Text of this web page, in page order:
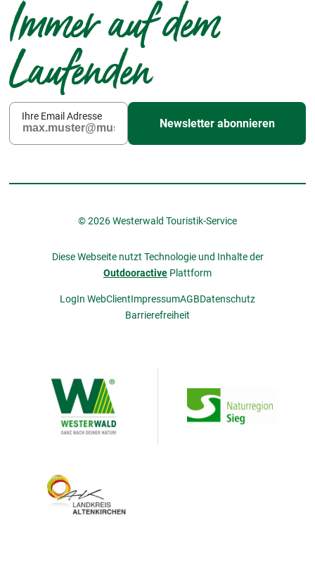
Immer auf dem
Laufenden
Ihre Email Adresse
Newsletter abonnieren
© 2026 Westerwald Touristik-Service
Diese Webseite nutzt Technologie und Inhalte der
Outdooractive Plattform
LogIn WebClientImpressumAGBDatenschutz
Barrierefreiheit